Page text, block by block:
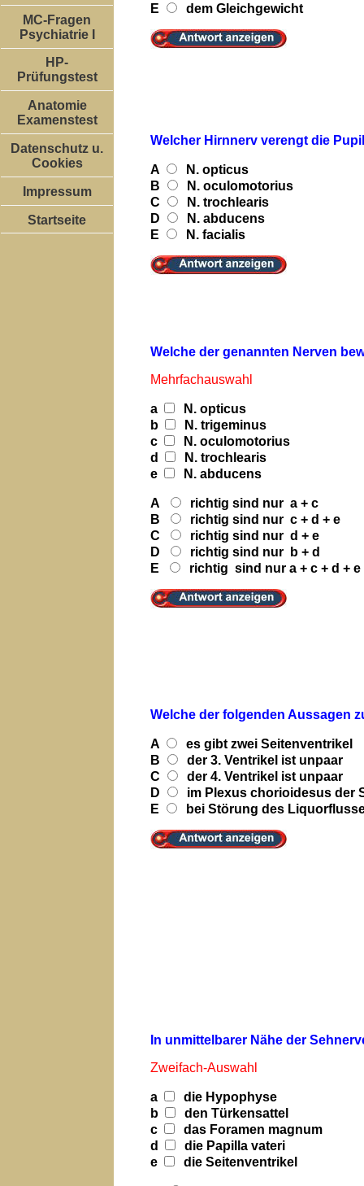
MC-Fragen
Psychiatrie I
HP-
Prüfungstest
Anatomie
Examenstest
Datenschutz u.
Cookies
Impressum
Startseite
E
dem Gleichgewicht
Welcher Hirnnerv verengt die
A
N. opticus
B
N. oculomotorius
C
N. trochlearis
D
N. abducens
E
N. facialis
Welche der genannten Nerven
Mehrfachauswahl
a
N. opticus
b
N. trigeminus
c
N. oculomotorius
d
N. trochlearis
e
N. abducens
A
richtig sind nur a + c
B
richtig sind nur c + d + e
C
richtig sind nur d + e
D
richtig sind nur b + d
E
richtig sind nur a + c + d + e
Welche der folgenden Aussagen
A
es gibt zwei Seitenventrikel
B
der 3. Ventrikel ist unpaar
C
der 4. Ventrikel ist unpaar
D
im Plexus chorioidesus der
E
bei Störung des
In unmittelbarer Nähe der
Zweifach-Auswahl
a
die Hypophyse
b
den Türkensattel
c
das Foramen magnum
d
die Papilla vateri
e
die Seitenventrikel